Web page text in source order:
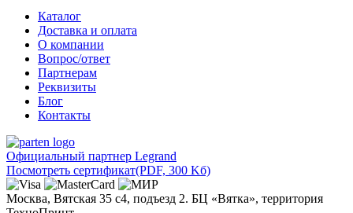
Каталог
Доставка и оплата
О компании
Вопрос/ответ
Партнерам
Реквизиты
Блог
Контакты
Официальный партнер Legrand
Посмотреть сертификат(PDF, 300 Kб)
Москва, Вятская 35 с4, подъезд 2. БЦ «Вятка», территория